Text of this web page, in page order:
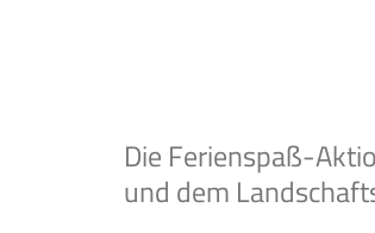
Die Ferienspaß-
und dem